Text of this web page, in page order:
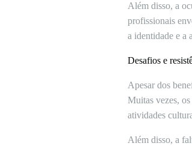
Além disso, a
profissionais
a identidade e a
Desafios e
Apesar dos
Muitas vezes,
atividades
Além disso, a